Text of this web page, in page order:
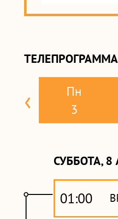
ТЕЛЕПРОГРАММА
‹
Пн
3
СУББОТА, 8
01:00